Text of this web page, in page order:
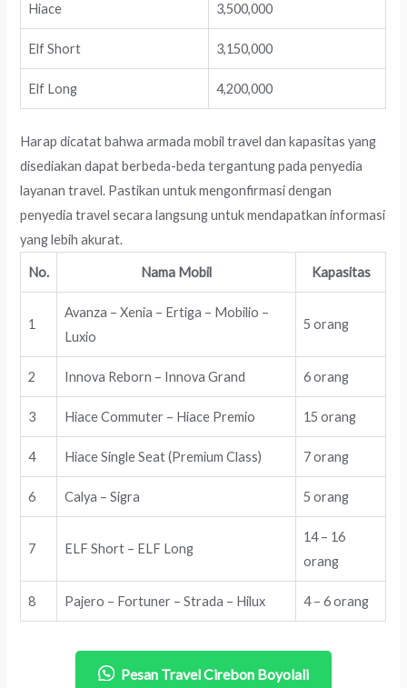
Hiace 3,500,000
Elf Short 3,150,000
Elf Long 4,200,000
Harap dicatat bahwa armada mobil travel dan kapasitas yang
disediakan dapat berbeda-beda tergantung pada penyedia
layanan travel. Pastikan untuk mengonfirmasi dengan
penyedia travel secara langsung untuk mendapatkan informasi
yang lebih akurat.
No. Nama Mobil Kapasitas
1
Avanza – Xenia – Ertiga – Mobilio –
Luxio
5 orang
2 Innova Reborn – Innova Grand 6 orang
3 Hiace Commuter – Hiace Premio 15 orang
4 Hiace Single Seat (Premium Class) 7 orang
6 Calya – Sigra 5 orang
7 ELF Short – ELF Long
14 – 16
orang
8 Pajero – Fortuner – Strada – Hilux 4 – 6 orang
Pesan Travel Cirebon Boyolali